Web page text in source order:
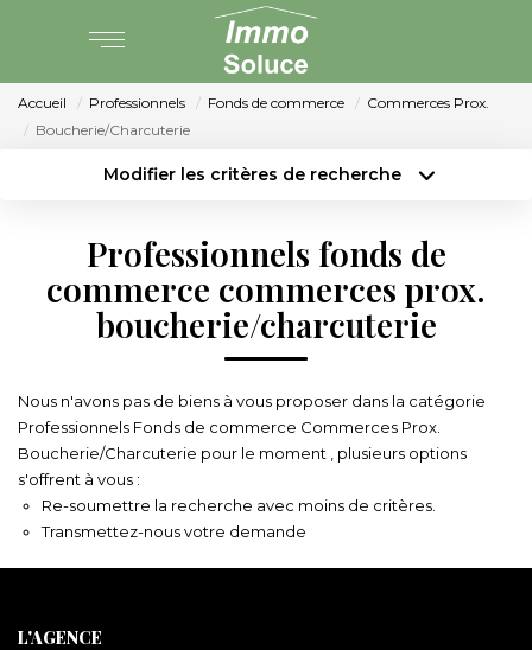
PARTENARIAT
VENTE
LOCATION
GESTION LOCATIVE
CONTACT
Accueil Professionnels Fonds de commerce
Commerces Prox.
Boucherie/Charcuterie
Modifier les critères de recherche
Sélectionnez...
Type de bien
Surface min
Budget max Plus de critères
Professionnels fonds de
commerce commerces prox.
boucherie/charcuterie
Nous n'avons pas de biens à vous proposer dans la catégorie
Professionnels Fonds de commerce Commerces Prox.
Boucherie/Charcuterie pour le moment , plusieurs options
s'offrent à vous :
Re-soumettre la recherche avec moins de critères.
Transmettez-nous votre demande
L'AGENCE